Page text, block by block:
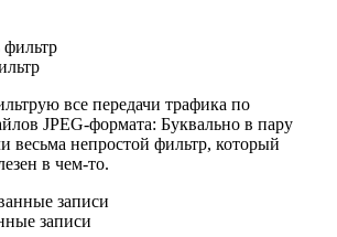
все передачи трафика по
JPEG-формата: Буквально в пару
весьма непростой фильтр, который
в чем-то.
записи